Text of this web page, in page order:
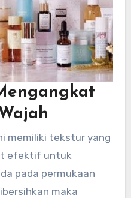
memiliki tekstur yang
efektif untuk
pada permukaan
maka